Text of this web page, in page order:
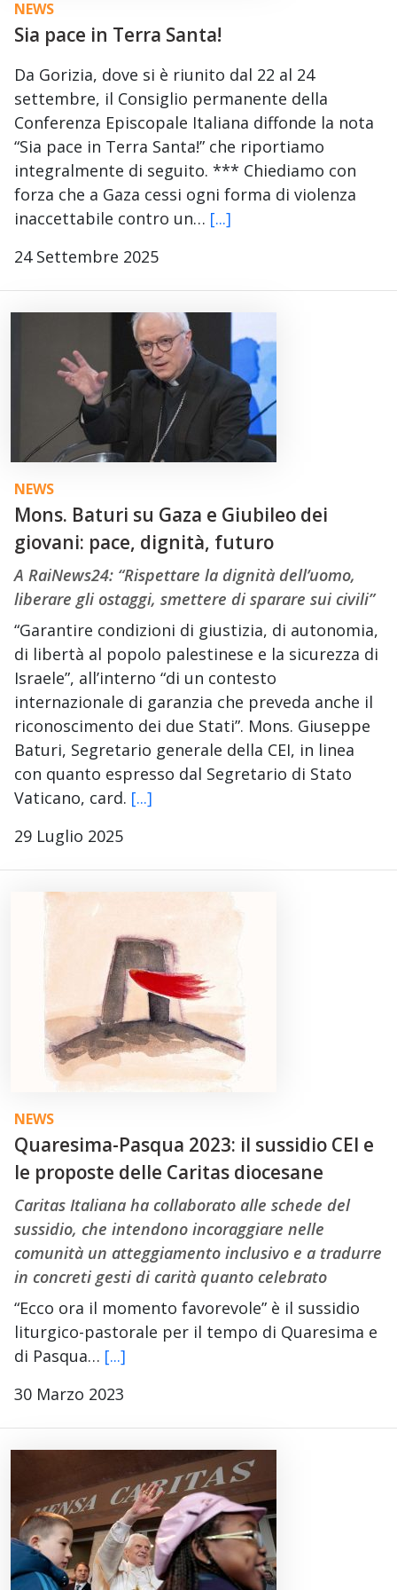
NEWS
Sia pace in Terra Santa!
Da Gorizia, dove si è riunito dal 22 al 24
settembre, il Consiglio permanente della
Conferenza Episcopale Italiana diffonde la nota
“Sia pace in Terra Santa!” che riportiamo
integralmente di seguito. *** Chiediamo con
forza che a Gaza cessi ogni forma di violenza
inaccettabile contro un… [...]
24 Settembre 2025
NEWS
Mons. Baturi su Gaza e Giubileo dei
giovani: pace, dignità, futuro
A RaiNews24: “Rispettare la dignità dell’uomo,
liberare gli ostaggi, smettere di sparare sui civili”
“Garantire condizioni di giustizia, di autonomia,
di libertà al popolo palestinese e la sicurezza di
Israele”, all’interno “di un contesto
internazionale di garanzia che preveda anche il
riconoscimento dei due Stati”. Mons. Giuseppe
Baturi, Segretario generale della CEI, in linea
con quanto espresso dal Segretario di Stato
Vaticano, card. [...]
29 Luglio 2025
NEWS
Quaresima-Pasqua 2023: il sussidio CEI e
le proposte delle Caritas diocesane
Caritas Italiana ha collaborato alle schede del
sussidio, che intendono incoraggiare nelle
comunità un atteggiamento inclusivo e a tradurre
in concreti gesti di carità quanto celebrato
“Ecco ora il momento favorevole” è il sussidio
liturgico-pastorale per il tempo di Quaresima e
di Pasqua… [...]
30 Marzo 2023